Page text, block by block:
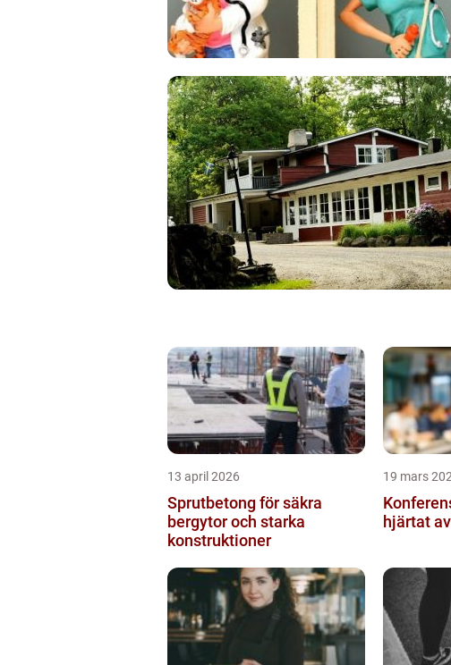
13 april 2026
Sprutbetong för säkra
bergytor och starka
konstruktioner
19 mars
Konferens
hjärtat